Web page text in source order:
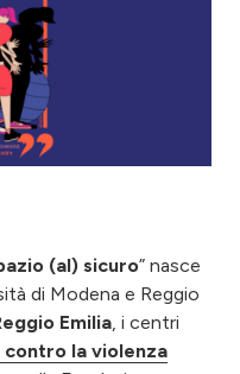
(al) sicuro” nasce
di Modena e Reggio
Emilia, i centri
contro la violenza